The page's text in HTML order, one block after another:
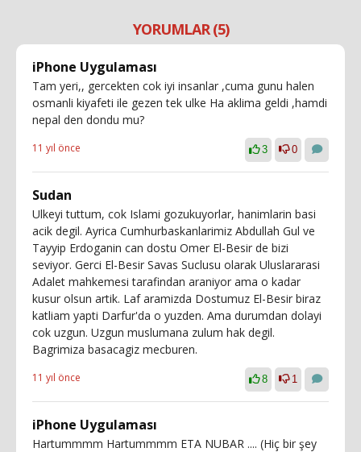
YORUMLAR (5)
iPhone Uygulaması
Tam yeri,, gercekten cok iyi insanlar ,cuma gunu halen
osmanli kiyafeti ile gezen tek ulke Ha aklima geldi ,hamdi
nepal den dondu mu?
11 yıl önce 3 0
Sudan
Ulkeyi tuttum, cok Islami gozukuyorlar, hanimlarin basi
acik degil. Ayrica Cumhurbaskanlarimiz Abdullah Gul ve
Tayyip Erdoganin can dostu Omer El-Besir de bizi
seviyor. Gerci El-Besir Savas Suclusu olarak Uluslararasi
Adalet mahkemesi tarafindan araniyor ama o kadar
kusur olsun artik. Laf aramizda Dostumuz El-Besir biraz
katliam yapti Darfur'da o yuzden. Ama durumdan dolayi
cok uzgun. Uzgun muslumana zulum hak degil.
Bagrimiza basacagiz mecburen.
11 yıl önce 8 1
iPhone Uygulaması
Hartummmm Hartummmm ETA NUBAR .... (Hiç bir şey